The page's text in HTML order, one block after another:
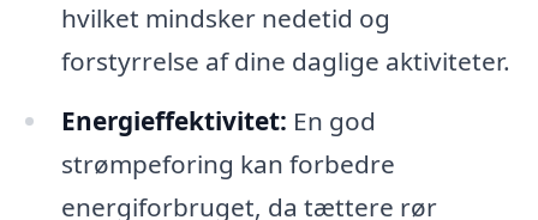
hvilket mindsker nedetid og
forstyrrelse af dine daglige aktiviteter.
Energieffektivitet: En god
strømpeforing kan forbedre
energiforbruget, da tættere rør